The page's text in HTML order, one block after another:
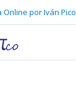
Online por Iván Pico